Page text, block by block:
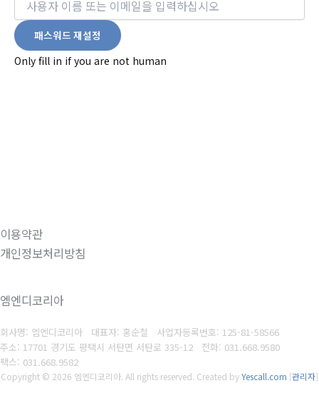
Only fill in if you are not human
이용약관
개인정보처리방침
엠엔디코리아
회사명: 엠엔디코리아 대표자: 홍순철 사업자등록번호: 125-81-58566
주소: 17701 경기도 평택시 서탄면 서탄로 335-12 전화: 031.668.9580
팩스: 031.668.9582
Copyright © 2026 엠엔디코리아. All rights reserved. Created byYescall.com [관리자]